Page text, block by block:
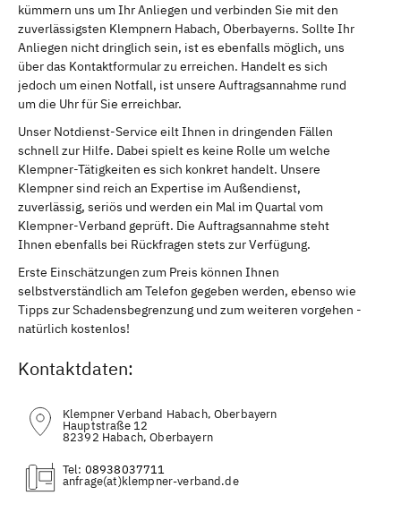
kümmern uns um Ihr Anliegen und verbinden Sie mit den
zuverlässigsten Klempnern Habach, Oberbayerns. Sollte Ihr
Anliegen nicht dringlich sein, ist es ebenfalls möglich, uns
über das Kontaktformular zu erreichen. Handelt es sich
jedoch um einen Notfall, ist unsere Auftragsannahme rund
um die Uhr für Sie erreichbar.
Unser Notdienst-Service eilt Ihnen in dringenden Fällen
schnell zur Hilfe. Dabei spielt es keine Rolle um welche
Klempner-Tätigkeiten es sich konkret handelt. Unsere
Klempner sind reich an Expertise im Außendienst,
zuverlässig, seriös und werden ein Mal im Quartal vom
Klempner-Verband geprüft. Die Auftragsannahme steht
Ihnen ebenfalls bei Rückfragen stets zur Verfügung.
Erste Einschätzungen zum Preis können Ihnen
selbstverständlich am Telefon gegeben werden, ebenso wie
Tipps zur Schadensbegrenzung und zum weiteren vorgehen -
natürlich kostenlos!
Kontaktdaten:
Klempner Verband Habach, Oberbayern
Hauptstraße 12
82392 Habach, Oberbayern
Tel: 08938037711
(at)